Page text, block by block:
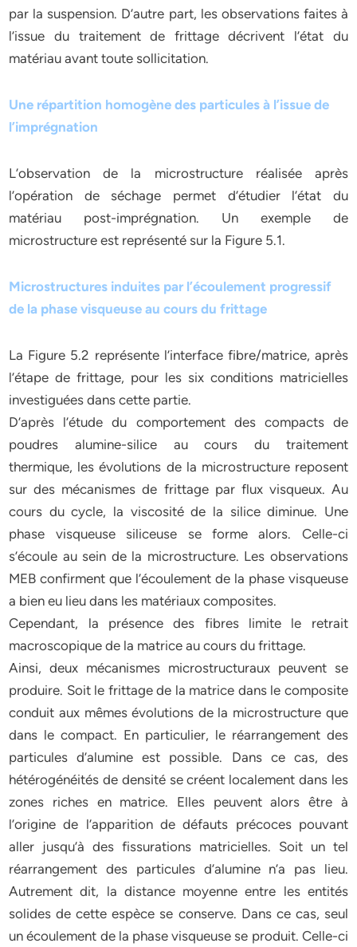
par la suspension. D’autre part, les observations faites à
l’issue du traitement de frittage décrivent l’état du
matériau avant toute sollicitation.
Une répartition homogène des particules à l’issue de
l’imprégnation
L’observation de la microstructure réalisée après
l’opération de séchage permet d’étudier l’état du
matériau post-imprégnation. Un exemple de
microstructure est représenté sur la Figure 5.1.
Microstructures induites par l’écoulement progressif
de la phase visqueuse au cours du frittage
La Figure 5.2 représente l’interface fibre/matrice, après
l’étape de frittage, pour les six conditions matricielles
investiguées dans cette partie.
D’après l’étude du comportement des compacts de
poudres alumine-silice au cours du traitement
thermique, les évolutions de la microstructure reposent
sur des mécanismes de frittage par flux visqueux. Au
cours du cycle, la viscosité de la silice diminue. Une
phase visqueuse siliceuse se forme alors. Celle-ci
s’écoule au sein de la microstructure. Les observations
MEB confirment que l’écoulement de la phase visqueuse
a bien eu lieu dans les matériaux composites.
Cependant, la présence des fibres limite le retrait
macroscopique de la matrice au cours du frittage.
Ainsi, deux mécanismes microstructuraux peuvent se
produire. Soit le frittage de la matrice dans le composite
conduit aux mêmes évolutions de la microstructure que
dans le compact. En particulier, le réarrangement des
particules d’alumine est possible. Dans ce cas, des
hétérogénéités de densité se créent localement dans les
zones riches en matrice. Elles peuvent alors être à
l’origine de l’apparition de défauts précoces pouvant
aller jusqu’à des fissurations matricielles. Soit un tel
réarrangement des particules d’alumine n’a pas lieu.
Autrement dit, la distance moyenne entre les entités
solides de cette espèce se conserve. Dans ce cas, seul
un écoulement de la phase visqueuse se produit. Celle-ci